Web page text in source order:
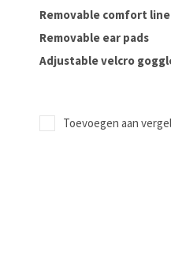
Removable comfort
Removable ear pads
Adjustable velcro
Toevoegen aan